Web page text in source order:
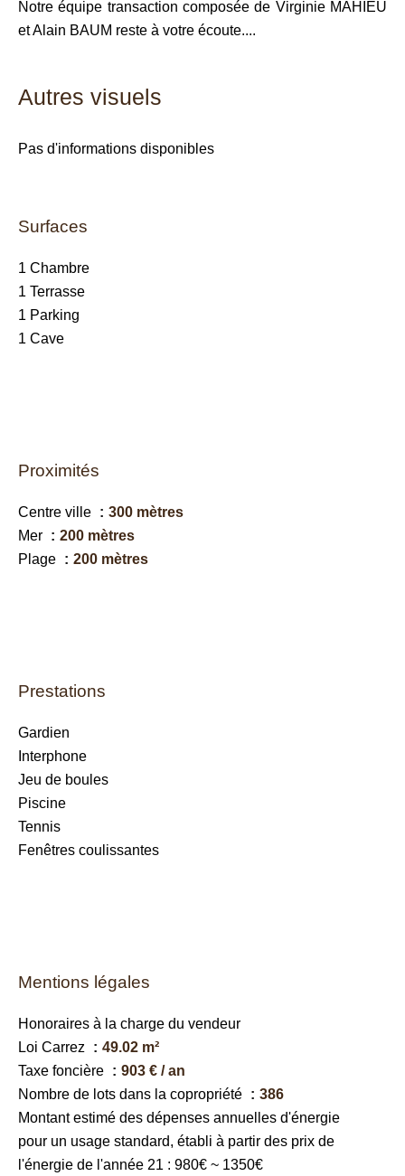
Notre équipe transaction composée de Virginie MAHIEU
et Alain BAUM reste à votre écoute....
Autres visuels
Pas d'informations disponibles
Surfaces
1 Chambre
1 Terrasse
1 Parking
1 Cave
Proximités
Centre ville
300 mètres
Mer
200 mètres
Plage
200 mètres
Prestations
Gardien
Interphone
Jeu de boules
Piscine
Tennis
Fenêtres coulissantes
Mentions légales
Honoraires à la charge du vendeur
Loi Carrez
49.02 m²
Taxe foncière
903 € / an
Nombre de lots dans la copropriété
386
Montant estimé des dépenses annuelles d'énergie
pour un usage standard, établi à partir des prix de
l'énergie de l'année 21 : 980€ ~ 1350€